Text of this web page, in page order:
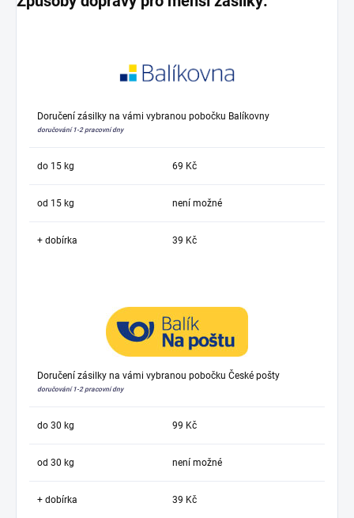
Doručení zásilky na vámi vybranou pobočku Balíkovny
doručování 1-2 pracovní dny
do 15 kg 69 Kč
od 15 kg není možné
+ dobírka 39 Kč
Doručení zásilky na vámi vybranou pobočku České pošty
doručování 1-2 pracovní dny
do 30 kg 99 Kč
od 30 kg není možné
+ dobírka 39 Kč